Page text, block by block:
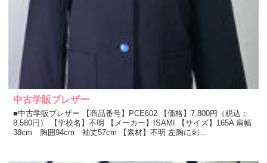
中古学販ブレザー
■中古学販ブレザー 【商品番号】PCE602 【価格】7,800円（税込：
8,580円） 【学校名】不明 【メーカー】ISAMI 【サイズ】165A 肩幅
38cm 胸囲94cm 袖丈57cm 【素材】不明 左胸に刺...